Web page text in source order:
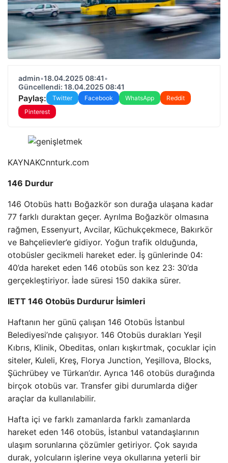
admin•18.04.2025 08:41•
Güncellendi: 18.04.2025 08:41
Paylaş: Twitter Facebook WhatsApp
Reddit
Pinterest
KAYNAKCnnturk.com
146 Durdur
146 Otobüs hattı Boğazkör son durağa ulaşana kadar
77 farklı duraktan geçer. Ayrılma Boğazkör olmasına
rağmen, Essenyurt, Avcilar, Küchukçekmece, Bakırkör
ve Bahçelievler’e gidiyor. Yoğun trafik olduğunda,
otobüsler gecikmeli hareket eder. İş günlerinde 04:
40’da hareket eden 146 otobüs son kez 23: 30’da
gerçekleştiriyor. İade süresi 150 dakika sürer.
IETT 146 Otobüs Durdurur İsimleri
Haftanın her günü çalışan 146 Otobüs İstanbul
Belediyesi’nde çalışıyor. 146 Otobüs durakları Yeşil
Kıbrıs, Klinik, Obeditas, onları kışkırtmak, çocuklar için
siteler, Kuleli, Kreş, Florya Junction, Yeşillova, Blocks,
Şüchrübey ve Türkan’dır. Ayrıca 146 otobüs durağında
birçok otobüs var. Transfer gibi durumlarda diğer
araçlar da kullanılabilir.
Hafta içi ve farklı zamanlarda farklı zamanlarda
hareket eden 146 otobüs, İstanbul vatandaşlarının
ulaşım sorunlarına çözümler getiriyor. Çok sayıda
durak, yolcuların işlerine veya okullarına yeterli bir